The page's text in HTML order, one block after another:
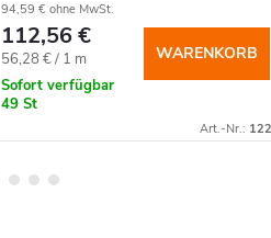
94,59 € ohne MwSt.
112,56 €
Verkaufspreis:
56,28 € / 1 m
Sofort verfügbar
49 St
WARENKORB
Art.-Nr.: